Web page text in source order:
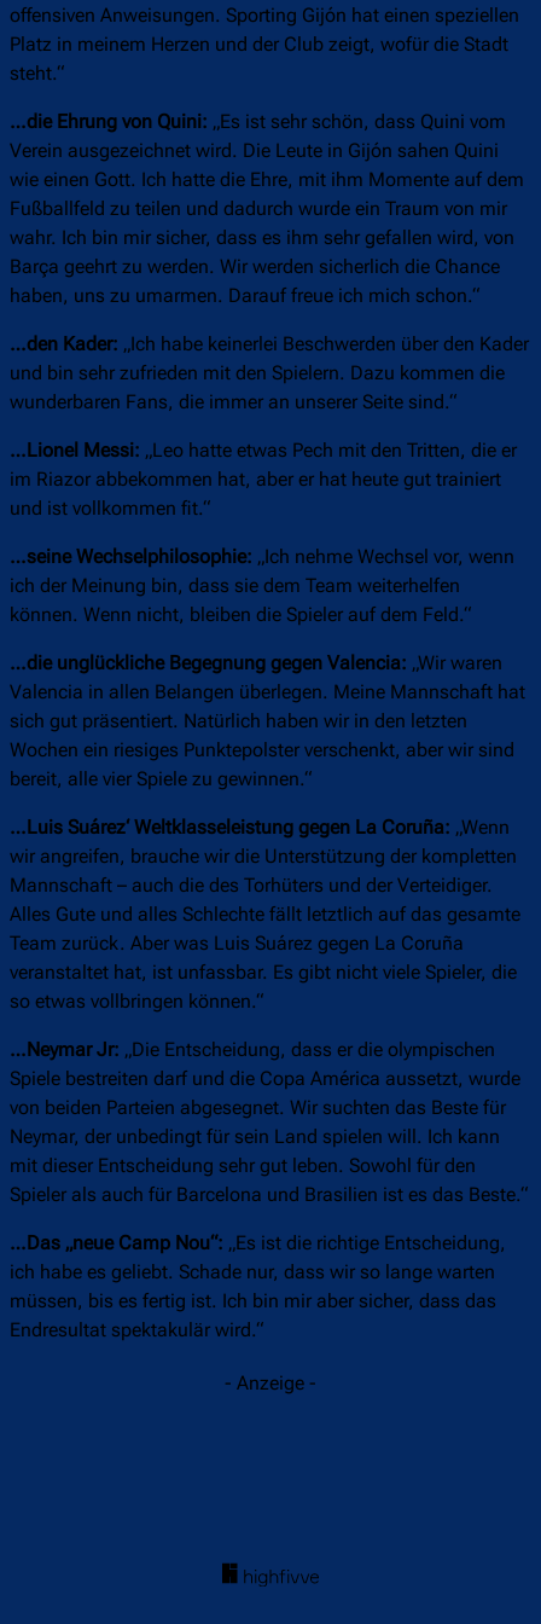
offensiven Anweisungen. Sporting Gijón hat einen speziellen
Platz in meinem Herzen und der Club zeigt, wofür die Stadt
steht.“
…die Ehrung von Quini: „Es ist sehr schön, dass Quini vom
Verein ausgezeichnet wird. Die Leute in Gijón sahen Quini
wie einen Gott. Ich hatte die Ehre, mit ihm Momente auf dem
Fußballfeld zu teilen und dadurch wurde ein Traum von mir
wahr. Ich bin mir sicher, dass es ihm sehr gefallen wird, von
Barça geehrt zu werden. Wir werden sicherlich die Chance
haben, uns zu umarmen. Darauf freue ich mich schon.“
…den Kader: „Ich habe keinerlei Beschwerden über den Kader
und bin sehr zufrieden mit den Spielern. Dazu kommen die
wunderbaren Fans, die immer an unserer Seite sind.“
…Lionel Messi: „Leo hatte etwas Pech mit den Tritten, die er
im Riazor abbekommen hat, aber er hat heute gut trainiert
und ist vollkommen fit.“
…seine Wechselphilosophie: „Ich nehme Wechsel vor, wenn
ich der Meinung bin, dass sie dem Team weiterhelfen
können. Wenn nicht, bleiben die Spieler auf dem Feld.“
…die unglückliche Begegnung gegen Valencia: „Wir waren
Valencia in allen Belangen überlegen. Meine Mannschaft hat
sich gut präsentiert. Natürlich haben wir in den letzten
Wochen ein riesiges Punktepolster verschenkt, aber wir sind
bereit, alle vier Spiele zu gewinnen.“
…Luis Suárez‘ Weltklasseleistung gegen La Coruña: „Wenn
wir angreifen, brauche wir die Unterstützung der kompletten
Mannschaft – auch die des Torhüters und der Verteidiger.
Alles Gute und alles Schlechte fällt letztlich auf das gesamte
Team zurück. Aber was Luis Suárez gegen La Coruña
veranstaltet hat, ist unfassbar. Es gibt nicht viele Spieler, die
so etwas vollbringen können.“
…Neymar Jr: „Die Entscheidung, dass er die olympischen
Spiele bestreiten darf und die Copa América aussetzt, wurde
von beiden Parteien abgesegnet. Wir suchten das Beste für
Neymar, der unbedingt für sein Land spielen will. Ich kann
mit dieser Entscheidung sehr gut leben. Sowohl für den
Spieler als auch für Barcelona und Brasilien ist es das Beste.“
…Das „neue Camp Nou“: „Es ist die richtige Entscheidung,
ich habe es geliebt. Schade nur, dass wir so lange warten
müssen, bis es fertig ist. Ich bin mir aber sicher, dass das
Endresultat spektakulär wird.“
- Anzeige -